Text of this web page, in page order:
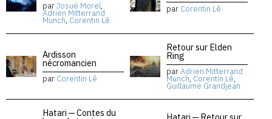
parJosué Morel,
Adrien Mitterrand
Munch, Corentin Lê
par Corentin Lê
Ardisson
nécromancien
par Corentin Lê
Retour sur Elden
Ring
parAdrien Mitterrand
Munch, Corentin Lê,
Guillaume Grandjean
Hatari — Contes du Hatari — Retour sur